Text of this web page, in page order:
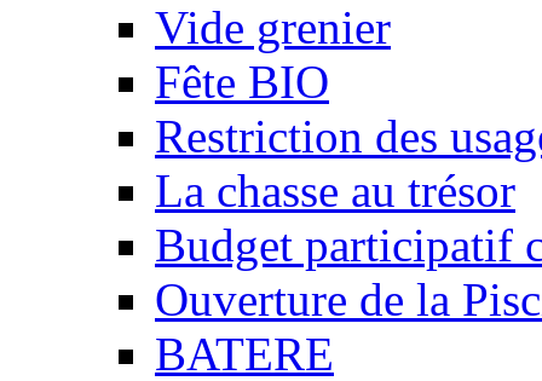
Vide grenier
Fête BIO
Restriction des
La chasse au trésor
Budget participatif
Ouverture de la
BATERE